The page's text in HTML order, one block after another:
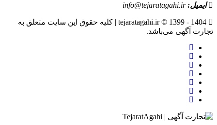
ایمیل:info@tejaratagahi.ir
tejaratagahi.ir © 1399 - 1404 | کلیه حقوق این سایت متعلق به
تجارت آگهی می‌باشد.